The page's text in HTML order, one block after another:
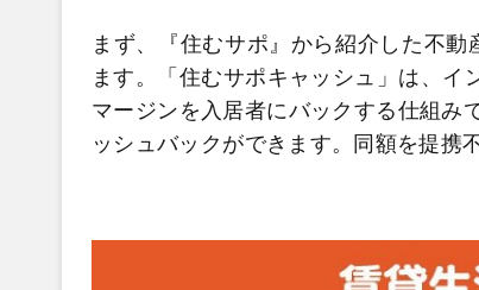
まず、『住むサポ』から紹介した不
ます。「住むサポキャッシュ」は、
マージンを入居者にバックする仕組み
ッシュバックができます。同額を提携